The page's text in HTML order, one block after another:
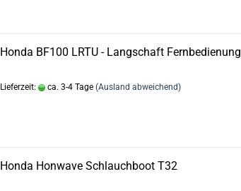
Honda BF100 LRTU - Langschaft Fernbedienung
Lieferzeit: ca. 3-4 Tage (Ausland abweichend)
Honda Honwave Schlauchboot T32